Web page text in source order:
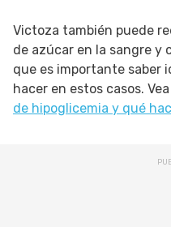
Victoza también puede
de azúcar en la sangre y
que es importante saber
hacer en estos casos. Vea
de hipoglicemia y qué